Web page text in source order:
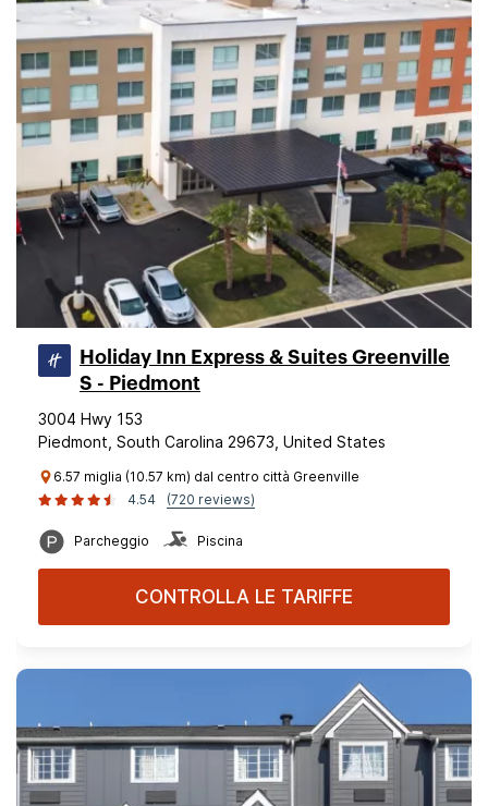
Holiday Inn Express & Suites Greenville
S - Piedmont
3004 Hwy 153
Piedmont, South Carolina 29673, United States
6.57 miglia (10.57 km) dal centro città Greenville
4.54
(720 reviews)
Parcheggio Piscina
CONTROLLA LE TARIFFE